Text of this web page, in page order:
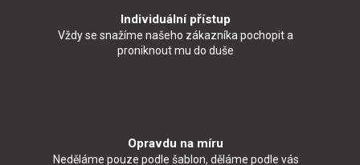
Individuální přístup
Vždy se snažíme našeho zákazníka pochopit a
proniknout mu do duše
Opravdu na míru
Neděláme pouze podle šablon, děláme podle vás